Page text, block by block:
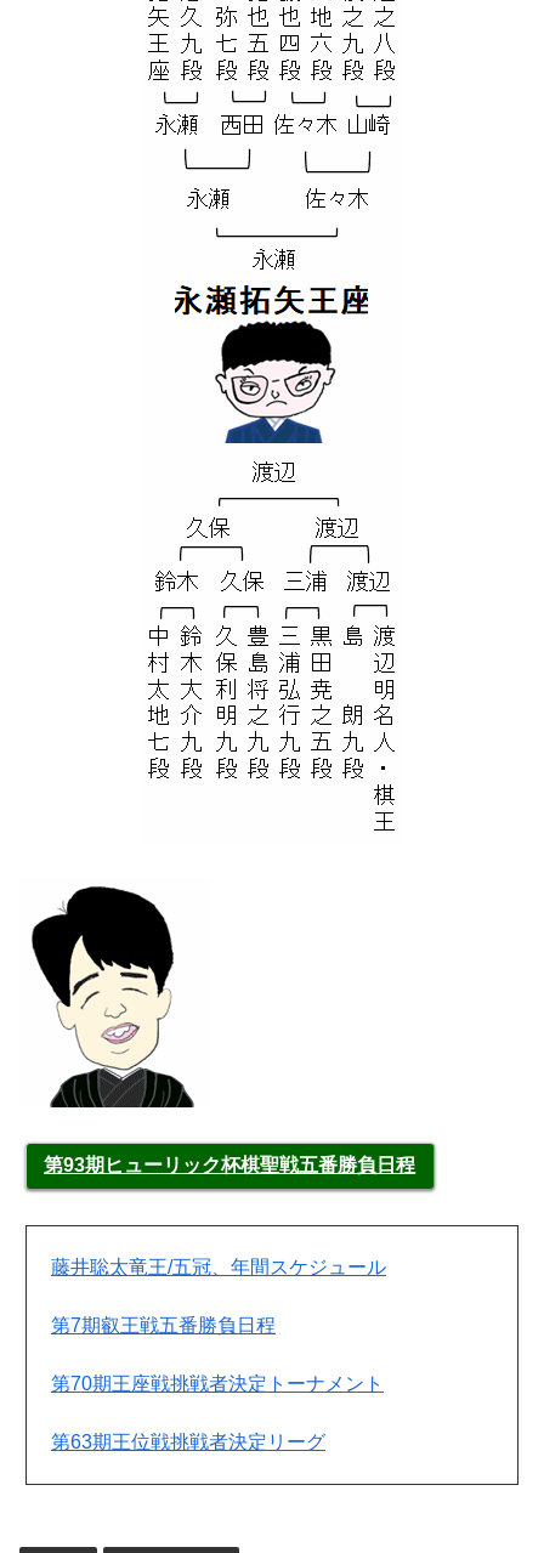
第93期ヒューリック杯棋聖戦五番勝負日程
藤井聡太竜王/五冠、年間スケジュール
第7期叡王戦五番勝負日程
第70期王座戦挑戦者決定トーナメント
第63期王位戦挑戦者決定リーグ